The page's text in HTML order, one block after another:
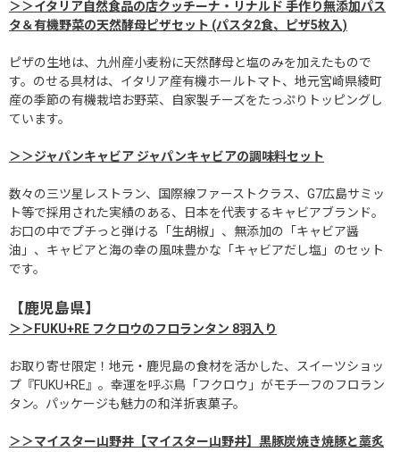
＞＞イタリア自然食品の店クッチーナ・リナルド 手作り無添加パス
タ＆有機野菜の天然酵母ピザセット (パスタ2食、ピザ5枚入)
ピザの生地は、九州産小麦粉に天然酵母と塩のみを加えたもので
す。のせる具材は、イタリア産有機ホールトマト、地元宮崎県綾町
産の季節の有機栽培お野菜、自家製チーズをたっぷりトッピングし
ています。
＞＞ジャパンキャビア ジャパンキャビアの調味料セット
数々の三ツ星レストラン、国際線ファーストクラス、G7広島サミッ
ト等で採用された実績のある、日本を代表するキャビアブランド。
お口の中でプチっと弾ける「生胡椒」、無添加の「キャビア醤
油」、キャビアと海の幸の風味豊かな「キャビアだし塩」のセット
です。
【鹿児島県】
＞＞FUKU+RE フクロウのフロランタン 8羽入り
お取り寄せ限定！地元・鹿児島の食材を活かした、スイーツショッ
プ『FUKU+RE』。幸運を呼ぶ鳥「フクロウ」がモチーフのフロラン
タン。パッケージも魅力の和洋折衷菓子。
＞＞マイスター山野井【マイスター山野井】黒豚炭焼き焼豚と藁炙